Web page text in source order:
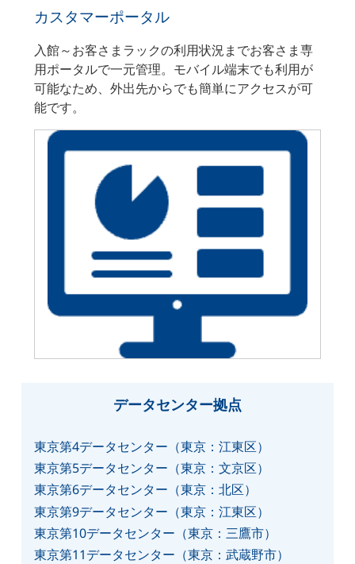
カスタマーポータル
入館～お客さまラックの利用状況までお客さま専
用ポータルで一元管理。モバイル端末でも利用が
可能なため、外出先からでも簡単にアクセスが可
能です。
データセンター拠点
東京第4データセンター（東京：江東区）
東京第5データセンター（東京：文京区）
東京第6データセンター（東京：北区）
東京第9データセンター（東京：江東区）
東京第10データセンター（東京：三鷹市）
東京第11データセンター（東京：武蔵野市）